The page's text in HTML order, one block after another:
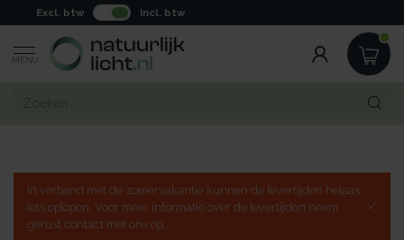
Excl. btw Incl. btw
MENU
In verband met de zomervakantie kunnen de levertijden helaas
iets oplopen. Voor meer informatie over de levertijden neem
gerust contact met ons op.